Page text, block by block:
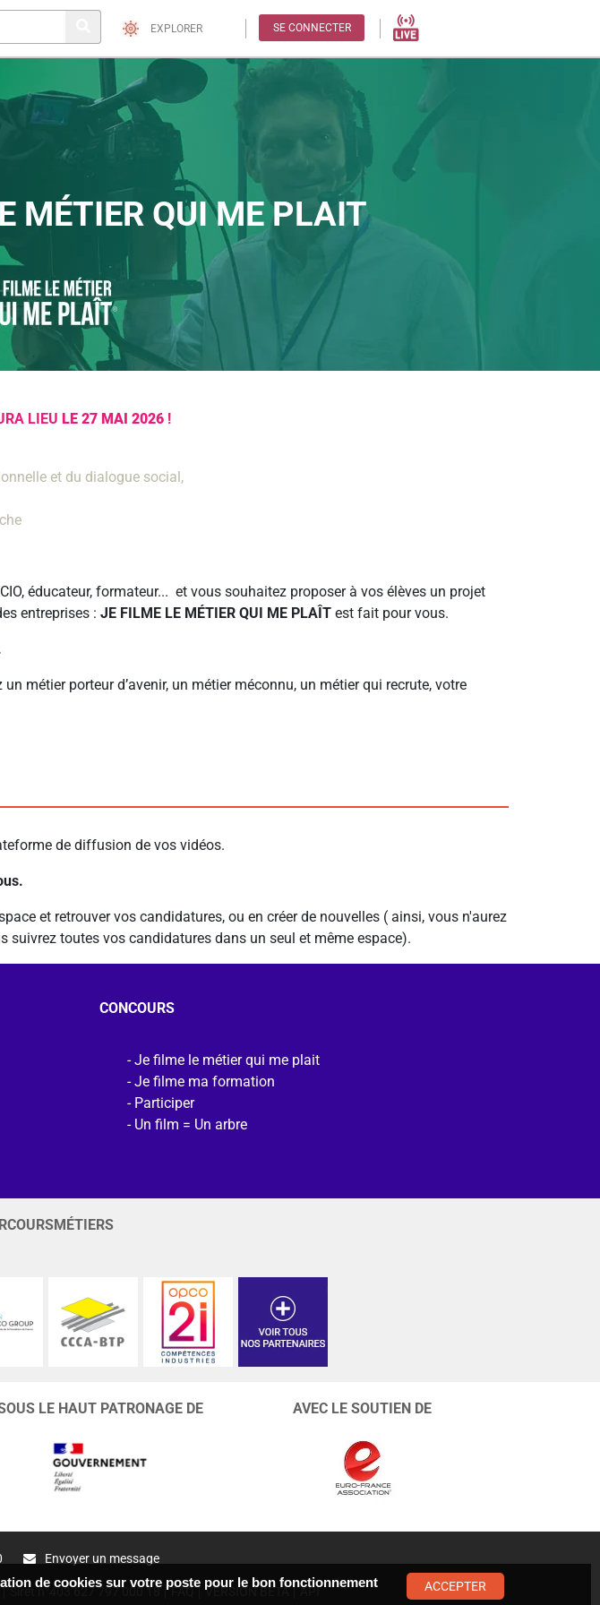
EXPLORER SE CONNECTER
MÉTIER QUI ME PLAIT
LIEU LE 27 MAI 2026 !
et du dialogue social,
éducateur, formateur... et vous souhaitez proposer à vos élèves un projet
entreprises : JE FILME LE MÉTIER QUI ME PLAÎT est fait pour vous.
métier porteur d’avenir, un métier méconnu, un métier qui recrute, votre
de diffusion de vos vidéos.
et retrouver vos candidatures, ou en créer de nouvelles ( ainsi, vous n'aurez
toutes vos candidatures dans un seul et même espace).
CONCOURS
Je filme le métier qui me plait
Je filme ma formation
Participer
Un film = Un arbre
LE HAUT PATRONAGE DE AVEC LE SOUTIEN DE
Envoyer un message
Siret n°403 627 797 000 18 FAQ VERSION BÊTA API
de cookies sur votre poste pour le bon fonctionnement
ACCEPTER